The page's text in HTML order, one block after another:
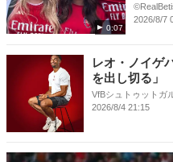
0:07
2026/8/7
レオ・ノイゲ
を出し切る」
VfBシュトゥットガ
2026/8/4 21:15